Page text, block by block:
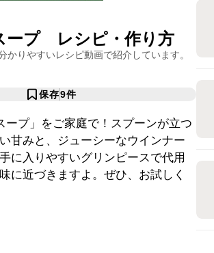
ープレシピ・作り方
かりやすいレシピ動画で紹介しています。
保存9件
プ」をご家庭で！スプーンが立つ
甘みと、ジューシーなウインナー
に入りやすいグリンピースで代用
に近づきますよ。ぜひ、お試しく